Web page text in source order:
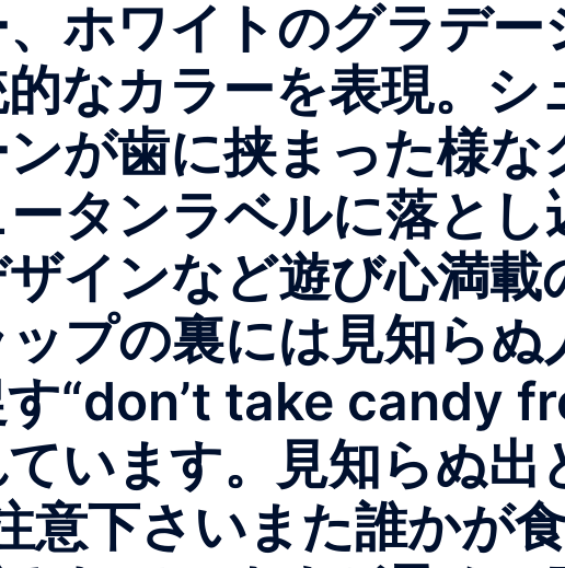
ホワイトのグラデ
なカラーを表現。シ
が歯に挟まった様
タンラベルに落と
インなど遊び心満
プの裏には見知らぬ
“don’t take candy
います。見知らぬ
意下さい️また誰かが